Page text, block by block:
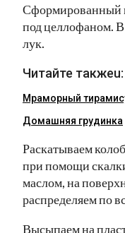
Сформированный
под целлофаном.
лук.
Читайте такжеu:
Мраморный
Домашняя грудинка
Раскатываем
при помощи
маслом, на
распределяем по
Высыпаем на